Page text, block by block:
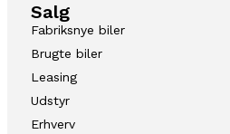
Salg
Fabriksnye biler
Brugte biler
Leasing
Udstyr
Erhverv